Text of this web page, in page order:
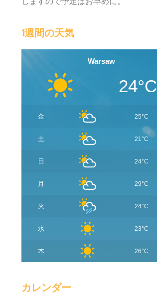
1週間の天気
Warsaw
24°C
金 25°C
土 21°C
日 24°C
月 29°C
火 24°C
水 23°C
木 26°C
カレンダー